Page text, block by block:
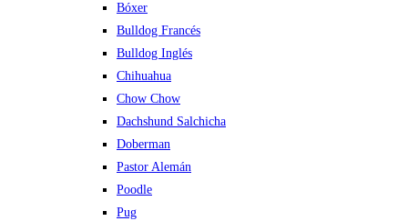
Bóxer
Bulldog Francés
Bulldog Inglés
Chihuahua
Chow Chow
Dachshund Salchicha
Doberman
Pastor Alemán
Poodle
Pug